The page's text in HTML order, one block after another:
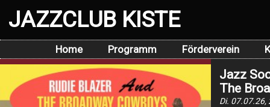
JAZZCLUB KISTE
Home Programm Förderverein
Jazz
The
Di. 07.07.26,